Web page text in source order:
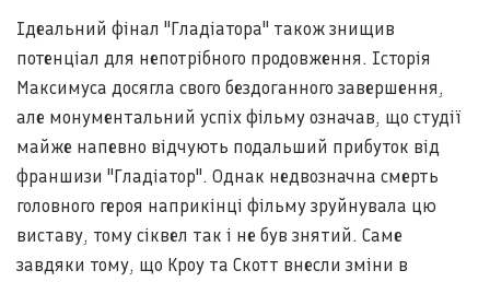
Ідеальний фінал "Гладіатора" також знищив
потенціал для непотрібного продовження. Історія
Максимуса досягла свого бездоганного завершення,
але монументальний успіх фільму означав, що студії
майже напевно відчують подальший прибуток від
франшизи "Гладіатор". Однак недвозначна смерть
головного героя наприкінці фільму зруйнувала цю
виставу, тому сіквел так і не був знятий. Саме
завдяки тому, що Кроу та Скотт внесли зміни в